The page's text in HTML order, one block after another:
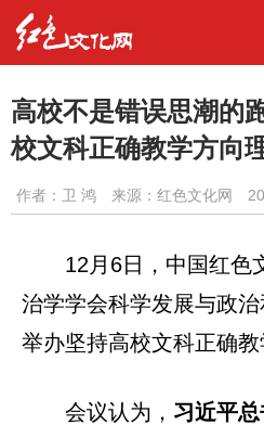
高校不是错误思潮
校文科正确教学方向
作者： 卫 鸿 来源：红色文化网
12月6日
，中国红
治学学会科学发展与政
举办坚持高校文科正确教
会议认为， 习近平